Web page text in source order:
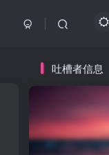
吐槽者信息